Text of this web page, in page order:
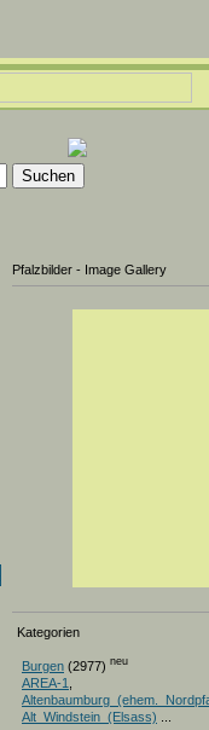
Pfalzbilder - Image Gallery
Kategorien
Burgen (2977) neu
AREA-1
Alt_Windstein_(Elsass)